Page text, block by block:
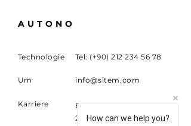
AUTONO
Technologie Tel: (+90)212 234 56 78
Um info@sitem.com
Karriere
Büyükdere Cad. NEIN.
263 Sariyer, Ist. 34398
How can we help you?